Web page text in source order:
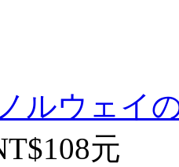
ルウェイ
元